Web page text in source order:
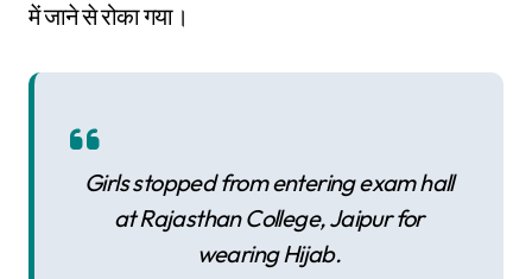
में जाने से रोका गया।
Girls stopped from entering exam hall
at Rajasthan College, Jaipur for
wearing Hijab.